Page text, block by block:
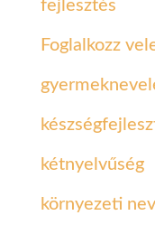
fejlesztés
Foglalkozz
kétnyelvűség
környezeti